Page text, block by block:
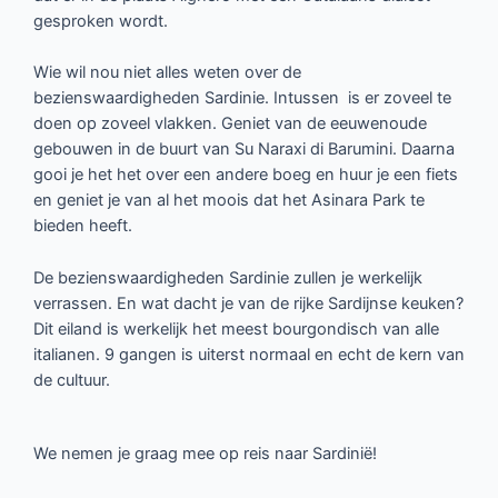
gesproken wordt.
Wie wil nou niet alles weten over de
bezienswaardigheden Sardinie. Intussen is er zoveel te
doen op zoveel vlakken. Geniet van de eeuwenoude
gebouwen in de buurt van Su Naraxi di Barumini. Daarna
gooi je het het over een andere boeg en huur je een fiets
en geniet je van al het moois dat het Asinara Park te
bieden heeft.
De bezienswaardigheden Sardinie zullen je werkelijk
verrassen. En wat dacht je van de rijke Sardijnse keuken?
Dit eiland is werkelijk het meest bourgondisch van alle
italianen. 9 gangen is uiterst normaal en echt de kern van
de cultuur.
We nemen je graag mee op reis naar Sardinië!